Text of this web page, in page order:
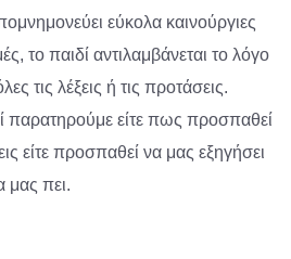
εύκολα καινούργιες
το παιδί αντιλαμβάνεται το λόγο
τις λέξεις ή τις προτάσεις.
παρατηρούμε είτε πως προσπαθεί
είτε προσπαθεί να μας εξηγήσει
μας πει.